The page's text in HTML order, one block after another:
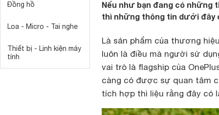
Đồng hồ
Loa - Micro - Tai nghe
Thiết bị - Linh kiện máy
tính
Nếu như bạn đang có những
thì những thông tin dưới đây
Là sản phẩm của thương
luôn là điều mà người sử
vai trò là flagship của
càng có được sự quan tâm
tích hợp thì liệu rằng đây có